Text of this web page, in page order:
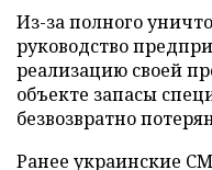
Из-за полного
руководство
реализацию своей
объекте запасы
безвозвратно
Ранее украинские